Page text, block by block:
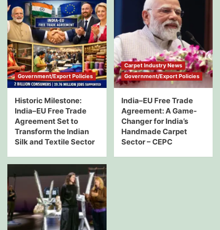
Government/Export Policies
Historic Milestone:
India–EU Free Trade
Agreement Set to
Transform the Indian
Silk and Textile Sector
Carpet Industry News
Government/Export Policies
India–EU Free Trade
Agreement: A Game-
Changer for India’s
Handmade Carpet
Sector – CEPC